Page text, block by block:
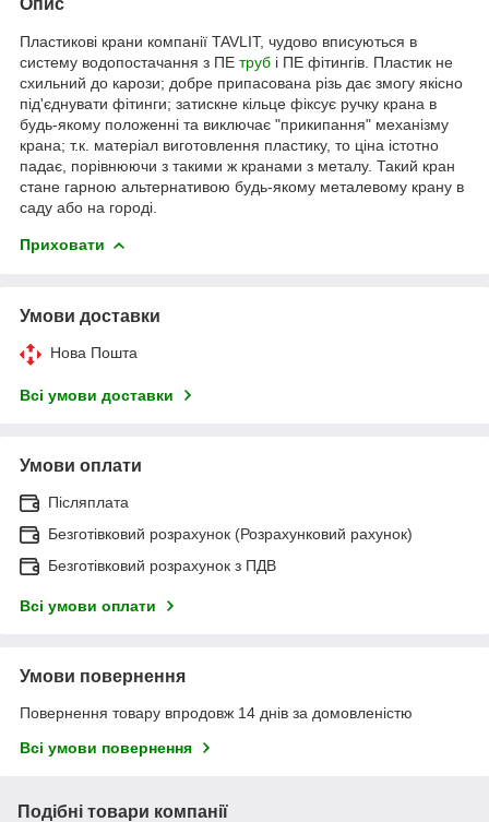
Пластикові крани компанії TAVLIT, чудово вписуються в
систему водопостачання з ПЕ труб і ПЕ фітингів. Пластик не
схильний до карози; добре припасована різь дає змогу якісно
під'єднувати фітинги; затискне кільце фіксує ручку крана в
будь-якому положенні та виключає "прикипання" механізму
крана; т.к. матеріал виготовлення пластику, то ціна істотно
падає, порівнюючи з такими ж кранами з металу. Такий кран
стане гарною альтернативою будь-якому металевому крану в
саду або на городі.
Приховати
Умови доставки
Нова Пошта
Всі умови доставки
Умови оплати
Післяплата
Безготівковий розрахунок (Розрахунковий рахунок)
Безготівковий розрахунок з ПДВ
Всі умови оплати
Умови повернення
Повернення товару впродовж 14 днів за домовленістю
Всі умови повернення
Подібні товари компанії